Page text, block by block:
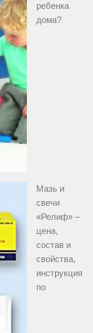
ребенка
дома?
Мазь и
свечи
«Релиф» –
цена,
состав и
свойства,
инструкция
по